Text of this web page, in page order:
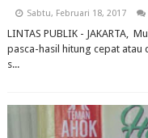
Sabtu, Februari 18, 2017
LINTAS PUBLIK - JAKARTA,
pasca-hasil hitung cepat atau
s...